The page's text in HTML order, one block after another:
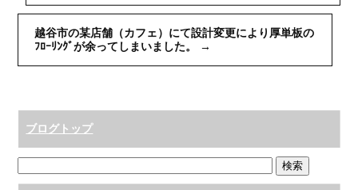
越谷市の某店舗（カフェ）にて設計変更により厚単板の
ﾌﾛｰﾘﾝｸﾞが余ってしまいました。
→
ブログトップ